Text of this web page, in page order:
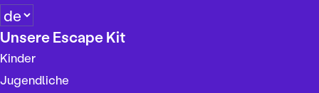
S
p
r
a
c
Unsere Escape Kit
Kinder
Jugendliche